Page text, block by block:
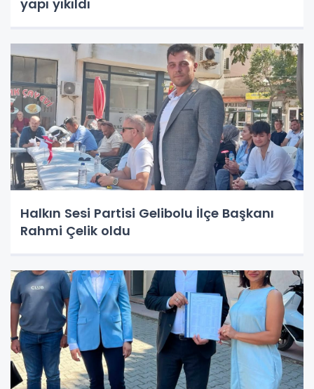
yapı yıkıldı
Halkın Sesi Partisi Gelibolu İlçe Başkanı
Rahmi Çelik oldu